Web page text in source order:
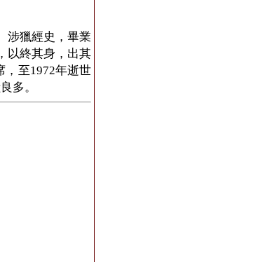
涉獵經史，畢業
以終其身，出其
，至1972年逝世
多。